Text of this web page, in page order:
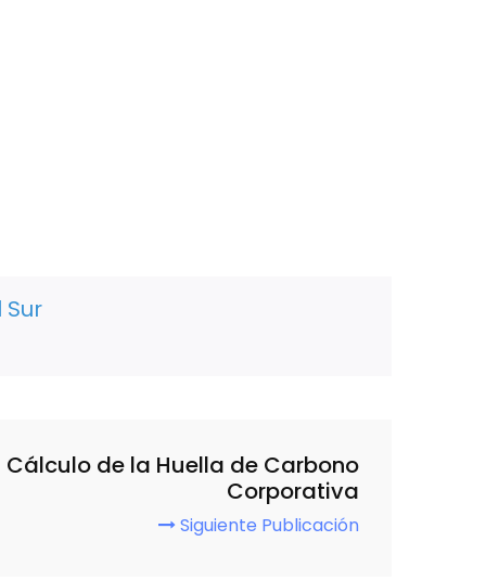
Cálculo de la Huella de Carbono
Corporativa
Siguiente Publicación